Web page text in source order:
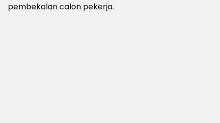
pembekalan calon pekerja.